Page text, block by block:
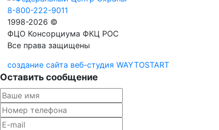
8-800-222-9011
1998-2026 ©
ФЦО Консорциума ФКЦ РОС
Все права защищены
создание сайта веб-студия WAYTOSTART
Оставить сообщение